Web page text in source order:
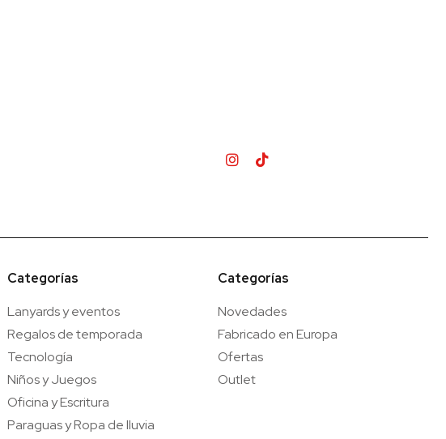
Categorías
Lanyards y eventos
Regalos de temporada
Tecnología
Niños y Juegos
Oficina y Escritura
Paraguas y Ropa de lluvia
Categorías
Novedades
Fabricado en Europa
Ofertas
Outlet